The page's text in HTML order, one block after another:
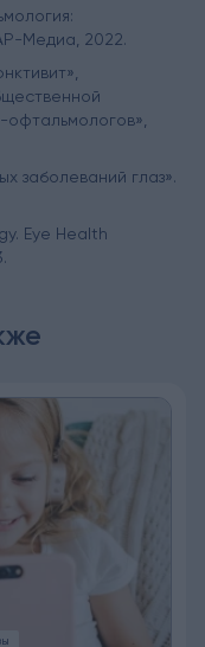
Медиа, 2022.
заболеваний глаз».
Eye Health